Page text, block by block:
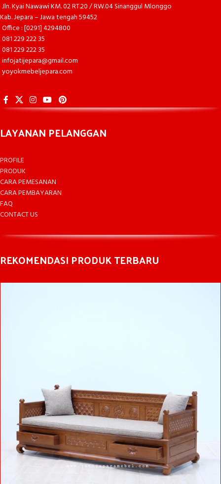
Jln. Kyai Nawawi KM. 02 RT.20 / RW.04 Sinanggul Mlonggo
Kab. Jepara – Jawa tengah 59452
Office : [0291] 4294800
081 229 222 35
081 229 222 35
infojatijepara@gmail.com
yoyokmebeljepara.com
LAYANAN PELANGGAN
PROFILE
PRODUK
CARA PEMESANAN
CARA PEMBAYARAN
FAQ
CONTACT US
REKOMENDASI PRODUK TERBARU